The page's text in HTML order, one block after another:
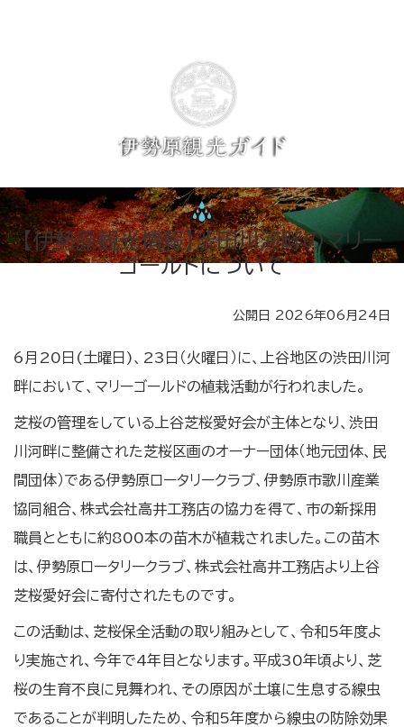
【伊勢原観光情報】渋田川河畔のマリー
ゴールドについて
公開日 2026年06月24日
6月20日(土曜日)、23日（火曜日）に、上谷地区の渋田川河
畔において、マリーゴールドの植栽活動が行われました。
芝桜の管理をしている上谷芝桜愛好会が主体となり、渋田
川河畔に整備された芝桜区画のオーナー団体（地元団体、民
間団体）である伊勢原ロータリークラブ、伊勢原市歌川産業
協同組合、株式会社高井工務店の協力を得て、市の新採用
職員とともに約800本の苗木が植栽されました。この苗木
は、伊勢原ロータリークラブ、株式会社高井工務店より上谷
芝桜愛好会に寄付されたものです。
この活動は、芝桜保全活動の取り組みとして、令和5年度よ
り実施され、今年で4年目となります。平成30年頃より、芝
桜の生育不良に見舞われ、その原因が土壌に生息する線虫
であることが判明したため、令和5年度から線虫の防除効果